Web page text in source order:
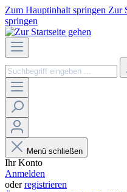
Zum Hauptinhalt springen Zur
springen
Menü schließen
Ihr Konto
Anmelden
oderregistrieren